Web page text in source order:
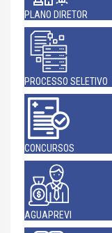
PLANO DIRETOR
PROCESSO SELETIVO
CONCURSOS
AGUAPREVI